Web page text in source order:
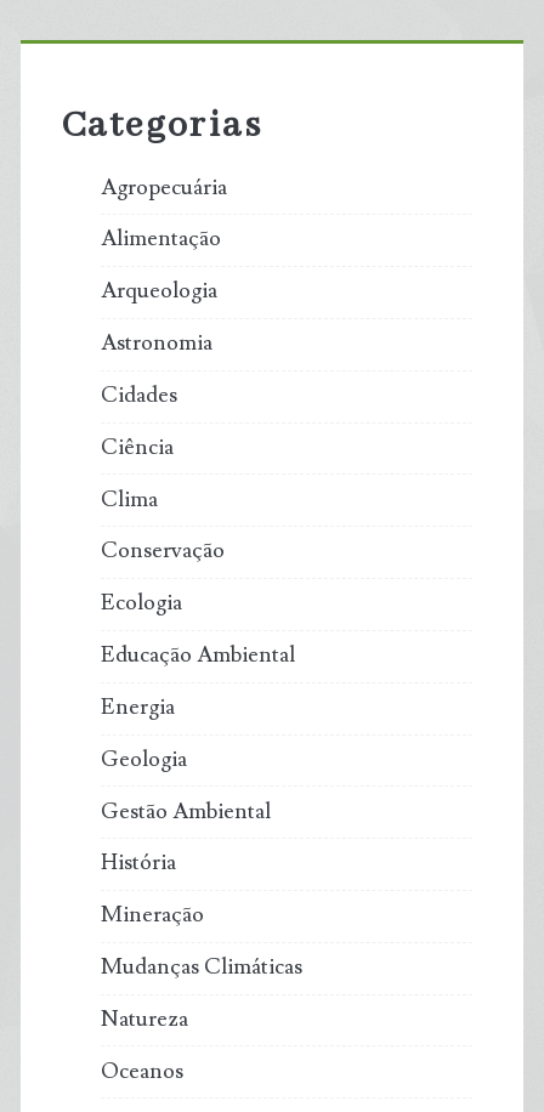
Primary
Sidebar
Categorias
Agropecuária
Alimentação
Arqueologia
Astronomia
Cidades
Ciência
Clima
Conservação
Ecologia
Educação Ambiental
Energia
Geologia
Gestão Ambiental
História
Mineração
Mudanças Climáticas
Natureza
Oceanos